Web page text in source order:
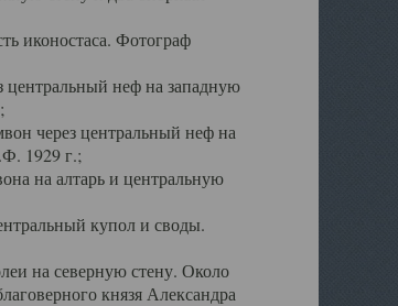
иконостаса. Фотограф
неф на западную
через центральный неф на
1929 г.;
на алтарь и центральную
купол и своды.
на северную стену. Около
князя Александра